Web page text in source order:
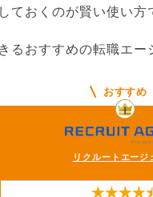
ておくのが賢い使い方
るおすすめの転職エー
おすすめ
リクルートエージ